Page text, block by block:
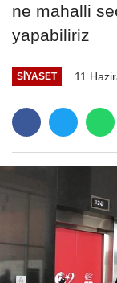
ne mahalli
yapabiliriz
SIYASET 11